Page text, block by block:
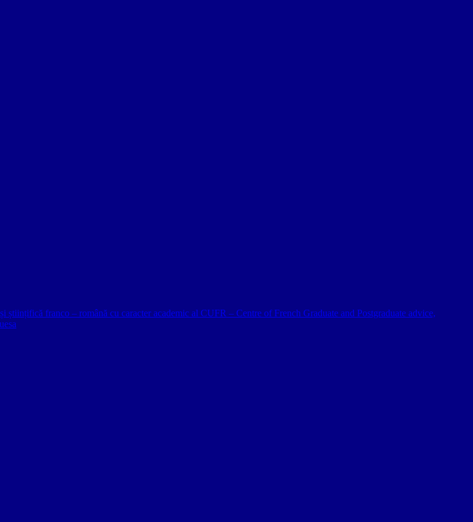
franco – română cu caracter academic al CUFR – Centre of French Graduate and Postgraduate advice,